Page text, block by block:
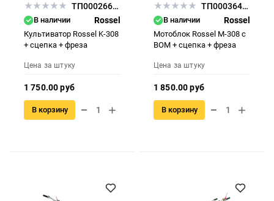
ТП000266746
В наличии Rossel
Культиватор Rossel K-308
+ сцепка + фреза
Цена за штуку
1 750.00 руб
В корзину
ТП000364104
В наличии Rossel
Мотоблок Rossel M-308 с
ВОМ + сцепка + фреза
Цена за штуку
1 850.00 руб
В корзину